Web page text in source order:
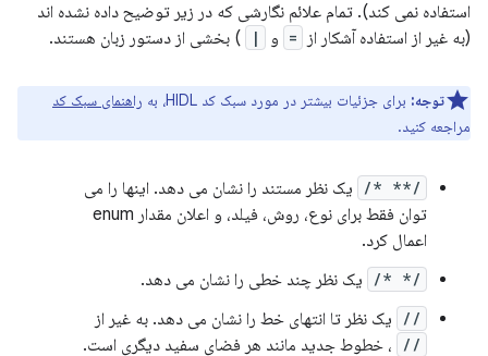
استفاده نمی کند). تمام علائم نگارشی که در زیر توضیح داده نشده اند
(به غیر از استفاده آشکار از
= و | ) بخشی از دستور زبان هستند.
توجه: برای جزئیات بیشتر در مورد سبک کد HIDL، به
راهنمای سبک کد
مراجعه کنید.
/** */
یک نظر مستند را نشان می دهد. اینها را می
توان فقط برای نوع، روش، فیلد، و اعلان مقدار enum
اعمال کرد.
/* */ یک نظر چند خطی را نشان می دهد.
// یک نظر تا انتهای خط را نشان می دهد. به غیر از
// ، خطوط جدید مانند هر فضای سفید دیگری است.